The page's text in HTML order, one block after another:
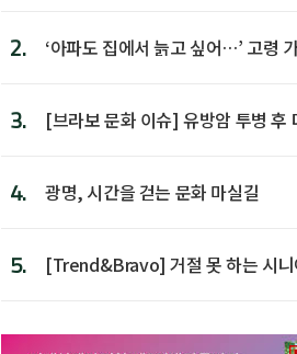
2.
‘아파도 집에서 늙고 싶어…’ 고령
3.
[브라보 문화 이슈] 유방암 투병 후
4. 광명, 시간을 걷는 문화 마실길
5.
[Trend&Bravo] 거절 못 하는 시니